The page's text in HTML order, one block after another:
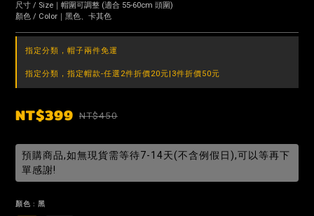
尺寸 / Size｜帽圍可調整 (適合 55-60cm 頭圍)
顏色 / Color｜黑色、卡其色
指定分類，帽子兩件免運
指定分類，指定帽款-任選2件折價20元|3件折價50元
NT$399 NT$450
預購商品,如無現貨需等待7-14天(不含例假日),可以等再下
單感謝!
顏色 : 黑